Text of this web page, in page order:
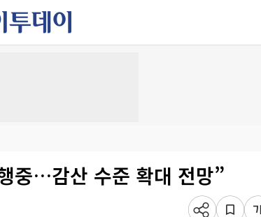
중…감산 수준 확대 전망”